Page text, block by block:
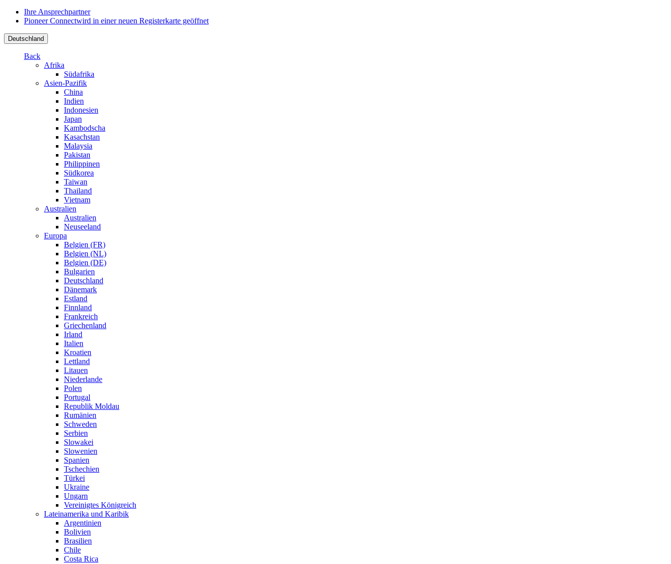
Ihre Ansprechpartner
Pioneer Connectwird in einer neuen Registerkarte geöffnet
Deutschland
Back
Afrika
Südafrika
Asien-Pazifik
China
Indien
Indonesien
Japan
Kambodscha
Kasachstan
Malaysia
Pakistan
Philippinen
Südkorea
Taiwan
Thailand
Vietnam
Australien
Australien
Neuseeland
Europa
Belgien (FR)
Belgien (NL)
Belgien (DE)
Bulgarien
Deutschland
Dänemark
Estland
Finnland
Frankreich
Griechenland
Irland
Italien
Kroatien
Lettland
Litauen
Niederlande
Polen
Portugal
Republik Moldau
Rumänien
Schweden
Serbien
Slowakei
Slowenien
Spanien
Tschechien
Türkei
Ukraine
Ungarn
Vereinigtes Königreich
Lateinamerika und Karibik
Argentinien
Bolivien
Brasilien
Chile
Costa Rica